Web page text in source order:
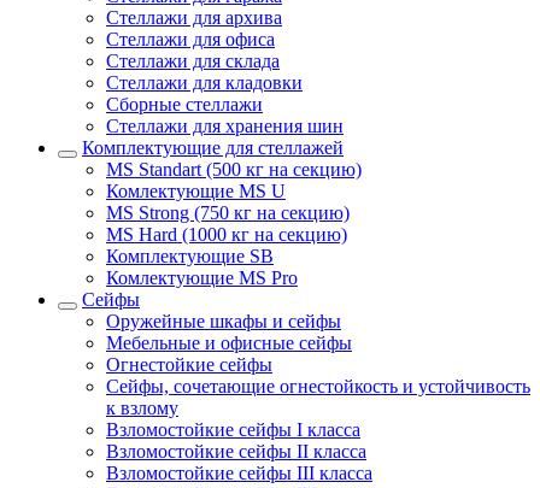
Стеллажи для архива
Стеллажи для офиса
Стеллажи для склада
Стеллажи для кладовки
Сборные стеллажи
Стеллажи для хранения шин
Комплектующие для стеллажей
MS Standart (500 кг на секцию)
Комлектующие MS U
MS Strong (750 кг на секцию)
MS Hard (1000 кг на секцию)
Комплектующие SB
Комлектующие MS Pro
Сейфы
Оружейные шкафы и сейфы
Мебельные и офисные сейфы
Огнестойкие сейфы
Сейфы, сочетающие огнестойкость и устойчивость
к взлому
Взломостойкие сейфы I класса
Взломостойкие сейфы II класса
Взломостойкие сейфы III класса